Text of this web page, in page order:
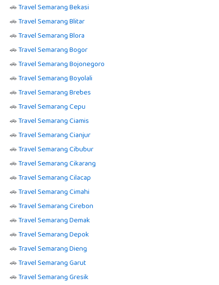
🚗Travel Semarang Bekasi
🚗Travel Semarang Blitar
🚗Travel Semarang Blora
🚗Travel Semarang Bogor
🚗Travel Semarang Bojonegoro
🚗Travel Semarang Boyolali
🚗Travel Semarang Brebes
🚗Travel Semarang Cepu
🚗Travel Semarang Ciamis
🚗Travel Semarang Cianjur
🚗Travel Semarang Cibubur
🚗Travel Semarang Cikarang
🚗Travel Semarang Cilacap
🚗Travel Semarang Cimahi
🚗Travel Semarang Cirebon
🚗Travel Semarang Demak
🚗Travel Semarang Depok
🚗Travel Semarang Dieng
🚗Travel Semarang Garut
🚗Travel Semarang Gresik